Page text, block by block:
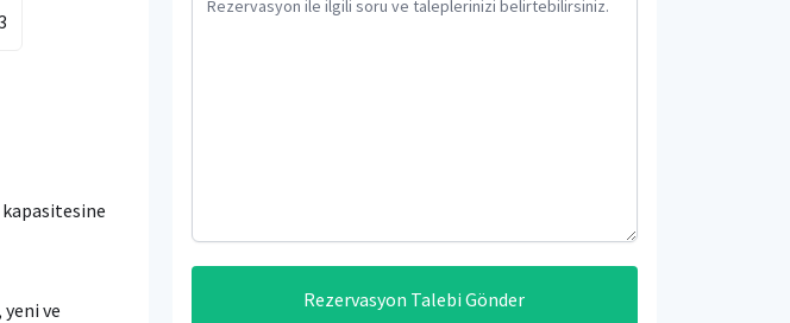
ve
Rezervasyon Talebi Gönder